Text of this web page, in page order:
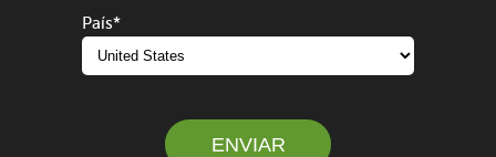
País*
ENVIAR